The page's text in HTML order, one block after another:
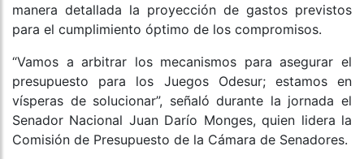
manera detallada la proyección de gastos previstos
para el cumplimiento óptimo de los compromisos.
“Vamos a arbitrar los mecanismos para asegurar el
presupuesto para los Juegos Odesur; estamos en
vísperas de solucionar”, señaló durante la jornada el
Senador Nacional Juan Darío Monges, quien lidera la
Comisión de Presupuesto de la Cámara de Senadores.